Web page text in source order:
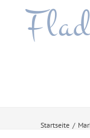
Startseite /